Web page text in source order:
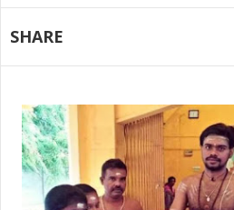
SHARE